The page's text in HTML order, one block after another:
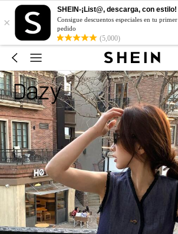
×
SHEIN-¡List@, descarga, con estilo!
Consigue descuentos especiales en tu primer
pedido
(5,000)